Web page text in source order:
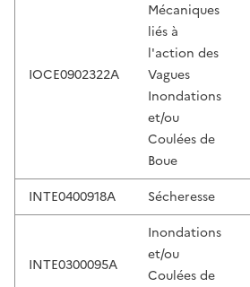
IOCE0902322A
Mécaniques
liés à
l'action des
Vagues
Inondations
et/ou
Coulées de
Boue
INTE0400918A Sécheresse
INTE0300095A
Inondations
et/ou
Coulées de